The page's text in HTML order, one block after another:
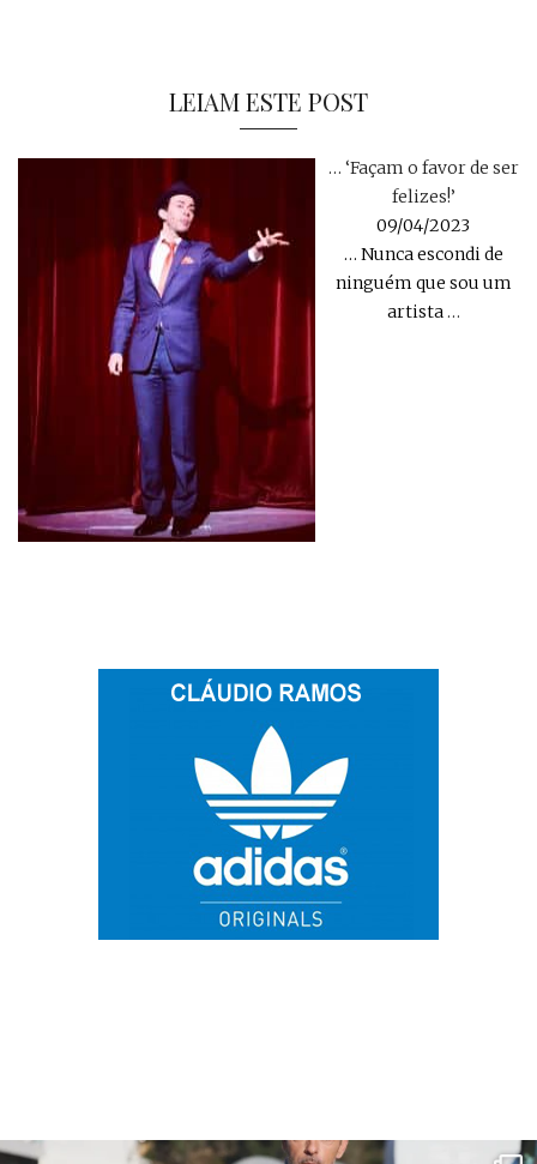
LEIAM ESTE POST
… ‘Façam o favor de ser
felizes!’
09/04/2023
… Nunca escondi de
ninguém que sou um
artista…